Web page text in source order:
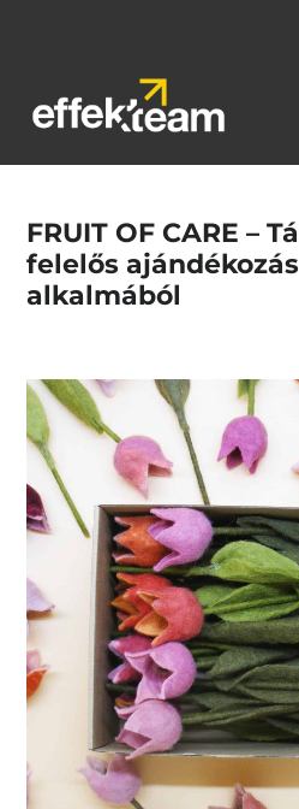
FRUIT OF CARE –
felelős
alkalmából